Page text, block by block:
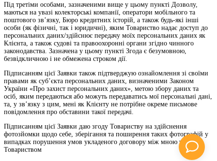
Під третіми особами, зазначеними вище у цьому пункті Дозволу,
маються на увазі колекторські компанії, оператори мобільного та
поштового зв’язку, Бюро кредитних історій, а також будь-які інші
особи (як фізичні, так і юридичні), яким Товариство надає доступ до
персональних даних/здійснює передачу моїх персональних даних як
Клієнта, а також судові та правоохоронні органи згідно чинного
законодавства. Зазначена у цьому пункті Згода є безумовною,
безвідкличною і не обмежена строком дії.
Підписанням цієї Заявки також підтверджую ознайомлення зі своїми
правами як суб’єкта персональних даних, визначеними Законом
України «Про захист персональних даних», метою збору даних та
осіб, яким передаються або можуть передаватись мої персональні дані,
та, у зв’язку з цим, мені як Клієнту не потрібне окреме письмове
повідомлення про обставини такої передачі.
Підписанням цієї Заявки даю згоду Товариству на здійснення
фотозйомки щодо себе, зберігання та поширення таких фотографій у
випадках порушення умов укладеного договору між мною та
Товариством